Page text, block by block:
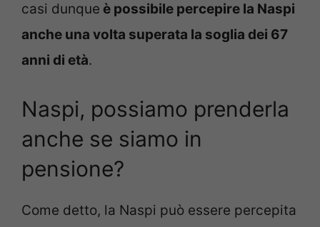
casi dunque è possibile percepire la Naspi
anche una volta superata la soglia dei 67
anni di età.
Naspi, possiamo prenderla
anche se siamo in
pensione?
Come detto, la Naspi può essere percepita